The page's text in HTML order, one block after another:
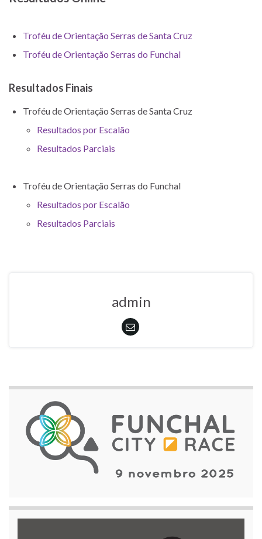
Troféu de Orientação Serras de Santa Cruz
Troféu de Orientação Serras do Funchal
Resultados Finais
Troféu de Orientação Serras de Santa Cruz
Resultados por Escalão
Resultados Parciais
Troféu de Orientação Serras do Funchal
Resultados por Escalão
Resultados Parciais
admin